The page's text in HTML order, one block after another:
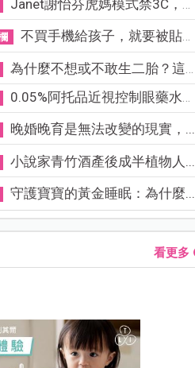
Janet謝怡芬虎媽模式禁3C，看...
不買手機給孩子，就要被貼「...
為什麼不想或不敢生二胎？這8...
0.05%阿托品近視控制眼藥水納...
晚婚晚育是無法改變的現實，...
小說家青竹酒產後成半植物人...
守護寶寶的黃金睡眠：為什麼...
看更多